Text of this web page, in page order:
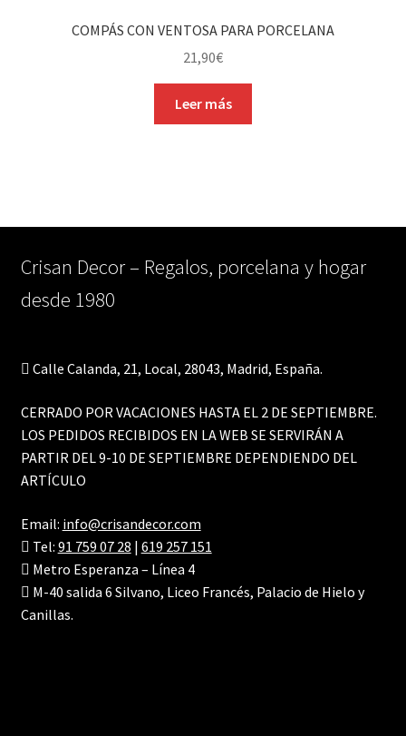
COMPÁS CON VENTOSA PARA PORCELANA
21,90€
Leer más
Crisan Decor – Regalos, porcelana y hogar
desde 1980
Calle Calanda, 21, Local, 28043, Madrid, España.
CERRADO POR VACACIONES HASTA EL 2 DE SEPTIEMBRE.
LOS PEDIDOS RECIBIDOS EN LA WEB SE SERVIRÁN A
PARTIR DEL 9-10 DE SEPTIEMBRE DEPENDIENDO DEL
ARTÍCULO
Email: info@crisandecor.com
Tel: 91 759 07 28 | 619 257 151
Metro Esperanza – Línea 4
M-40 salida 6 Silvano, Liceo Francés, Palacio de Hielo y
Canillas.